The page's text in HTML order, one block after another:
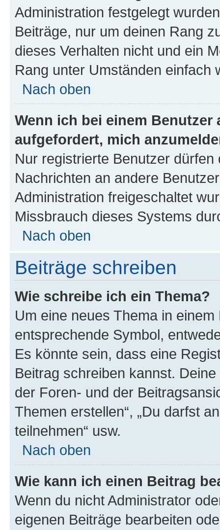
Administration festgelegt
Beiträge, nur um deinen Rang
dieses Verhalten nicht und ein
Rang unter Umständen einfach
Nach oben
Wenn ich bei einem
aufgefordert, mich
Nur registrierte Benutzer
Nachrichten an andere
Administration freigeschaltet
Missbrauch dieses Systems
Nach oben
Beiträge schreiben
Wie schreibe ich ein Thema?
Um eine neues Thema in
entsprechende Symbol,
Es könnte sein, dass eine
Beitrag schreiben kannst.
der Foren- und der
Themen erstellen“, „Du darfst
teilnehmen“ usw.
Nach oben
Wie kann ich einen Beitrag
Wenn du nicht Administrator
eigenen Beiträge bearbeiten